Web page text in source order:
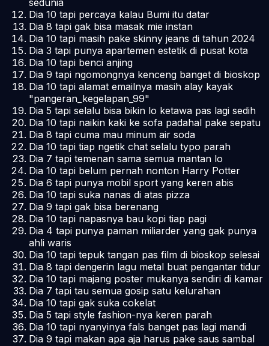
Dia 10 tapi percaya kalau Bumi itu datar
Dia 8 tapi gak bisa masak mie instan
Dia 10 tapi masih pake skinny jeans di tahun 2024
Dia 3 tapi punya apartemen estetik di pusat kota
Dia 10 tapi benci anjing
Dia 9 tapi ngomongnya kenceng banget di bioskop
Dia 10 tapi alamat emailnya masih alay kayak
"pangeran_kegelapan_99"
Dia 5 tapi selalu bisa bikin lo ketawa pas lagi sedih
Dia 10 tapi naikin kaki ke sofa padahal pake sepatu
Dia 8 tapi cuma mau minum air soda
Dia 10 tapi tiap ngetik chat selalu typo parah
Dia 7 tapi temenan sama semua mantan lo
Dia 10 tapi belum pernah nonton Harry Potter
Dia 6 tapi punya mobil sport yang keren abis
Dia 10 tapi suka nanas di atas pizza
Dia 9 tapi gak bisa berenang
Dia 10 tapi napasnya bau kopi tiap pagi
Dia 4 tapi punya paman miliarder yang gak punya
ahli waris
Dia 10 tapi tepuk tangan pas film di bioskop selesai
Dia 8 tapi dengerin lagu metal buat pengantar tidur
Dia 10 tapi majang poster mukanya sendiri di kamar
Dia 7 tapi tau semua gosip satu kelurahan
Dia 10 tapi gak suka cokelat
Dia 5 tapi style fashion-nya keren parah
Dia 10 tapi nyanyinya fals banget pas lagi mandi
Dia 9 tapi makan apa aja harus pake saus sambal